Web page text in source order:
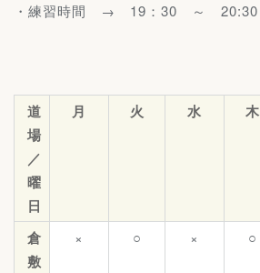
・練習時間 → 19：30 ～ 20:30
道
場
／
曜
日
月 火 水 木
倉
敷
× ○ × ○